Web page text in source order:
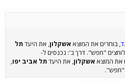
, בוחרים את המוצא אשקלון, את היעד תל
"חפש". דרך ב': נכנסים ל-
את המוצא אשקלון, את היעד תל אביב יפו,
"חפש".